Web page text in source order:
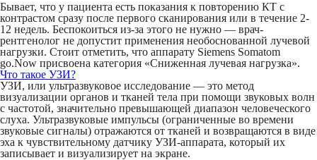
Бывает, что у пациента есть показания к повторению КТ с
контрастом сразу после первого сканирования или в течение 2-
12 недель. Беспокоиться из-за этого не нужно — врач-
рентгенолог не допустит применения необоснованной лучевой
нагрузки. Стоит отметить, что аппарату Siemens Somatom
go.Now присвоена категория «Сниженная лучевая нагрузка».
Что такое УЗИ?
УЗИ, или ультразвуковое исследование — это метод
визуализации органов и тканей тела при помощи звуковых волн
с частотой, значительно превышающей диапазон человеческого
слуха. Ультразвуковые импульсы (ограниченные во времени
звуковые сигналы) отражаются от тканей и возвращаются в виде
эха к чувствительному датчику УЗИ-аппарата, который их
записывает и визуализирует на экране.